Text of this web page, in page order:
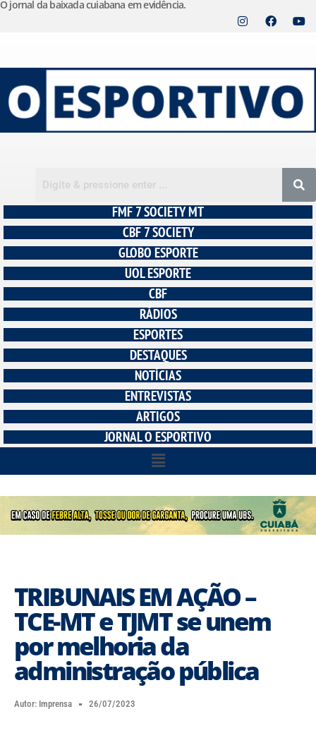
o
conteúdo
O jornal da baixada cuiabana em evidência.
FMF 7 SOCIETY MT
CBF 7 SOCIETY
GLOBO ESPORTE
UOL ESPORTE
CBF
RÁDIOS
ESPORTES
DESTAQUES
NOTÍCIAS
ENTREVISTAS
ARTIGOS
JORNAL O ESPORTIVO
TRIBUNAIS EM AÇÃO –
TCE-MT e TJMT se unem
por melhoria da
administração pública
Autor: Imprensa 26/07/2023